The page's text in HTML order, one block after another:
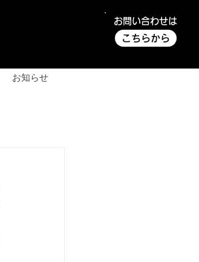
お問い合わせは
こちらから
お知らせ